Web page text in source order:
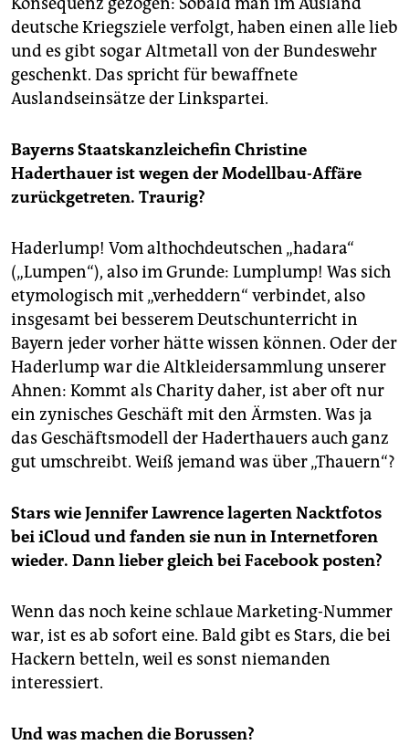
deutsche Kriegsziele verfolgt, haben einen alle lieb
und es gibt sogar Altmetall von der Bundeswehr
geschenkt. Das spricht für bewaffnete
Auslandseinsätze der Linkspartei.
Bayerns Staatskanzleichefin Christine
Haderthauer ist wegen der Modellbau-Affäre
zurückgetreten. Traurig?
Haderlump! Vom althochdeutschen „hadara“
(„Lumpen“), also im Grunde: Lumplump! Was sich
etymologisch mit „verheddern“ verbindet, also
insgesamt bei besserem Deutschunterricht in
Bayern jeder vorher hätte wissen können. Oder der
Haderlump war die Altkleidersammlung unserer
Ahnen: Kommt als Charity daher, ist aber oft nur
ein zynisches Geschäft mit den Ärmsten. Was ja
das Geschäftsmodell der Haderthauers auch ganz
gut umschreibt. Weiß jemand was über „Thauern“?
Stars wie Jennifer Lawrence lagerten Nacktfotos
bei iCloud und fanden sie nun in Internetforen
wieder. Dann lieber gleich bei Facebook posten?
Wenn das noch keine schlaue Marketing-Nummer
war, ist es ab sofort eine. Bald gibt es Stars, die bei
Hackern betteln, weil es sonst niemanden
interessiert.
Und was machen die Borussen?